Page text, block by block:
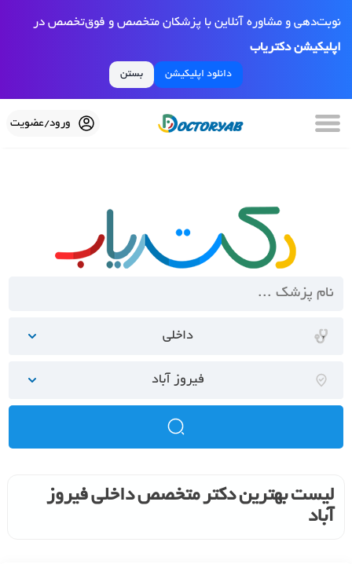
نوبت‌دهی و مشاوره آنلاین با پزشکان متخصص و فوق‌تخصص در
اپلیکیشن دکتریاب
دانلود اپلیکیشن بستن
ورود/عضویت
داخلی
فیروز آباد
لیست بهترین دکتر متخصص داخلی فیروز
آباد